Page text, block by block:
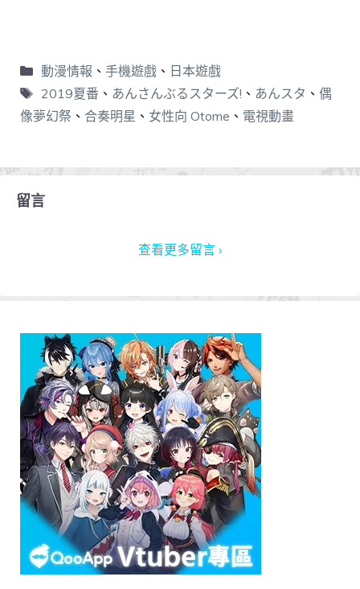
動漫情報 、 手機遊戲、 日本遊戲
2019夏番 、 あんさんぶるスターズ! 、 あんスタ 、 偶
像夢幻祭 、 合奏明星 、 女性向 Otome 、 電視動畫
留言
查看更多留言 ›